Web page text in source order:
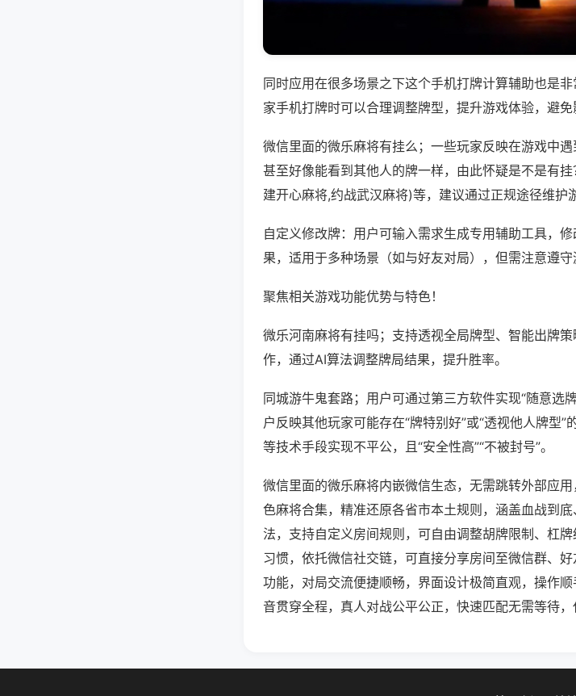
同时应用在很多场景之下这个手机打牌计算辅助也是
家手机打牌时可以合理调整牌型，提升游戏体验，避免
微信里面的微乐麻将有挂么；一些玩家反映在游戏中
甚至好像能看到其他人的牌一样，由此怀疑是不是有
建开心麻将,约战武汉麻将)等，建议通过正规途径维护
自定义修改牌：用户可输入需求生成专用辅助工具，
果，适用于多种场景（如与好友对局），但需注意遵守
聚焦相关游戏功能优势与特色！
微乐河南麻将有挂吗；支持透视全局牌型、智能出牌
作，通过AI算法调整牌局结果，提升胜率。
同城游牛鬼套路；用户可通过第三方软件实现“随意选
户反映其他玩家可能存在“牌特别好”或“透视他人牌型
等技术手段实现不平公，且“安全性高”“不被封号”。
微信里面的微乐麻将内嵌微信生态，无需跳转外部应
色麻将合集，精准还原各省市本土规则，涵盖血战到
法，支持自定义房间规则，可自由调整胡牌限制、杠
习惯，依托微信社交链，可直接分享房间至微信群、
功能，对局交流便捷顺畅，界面设计极简直观，操作
音贯穿全程，真人对战公平公正，快速匹配无需等待，